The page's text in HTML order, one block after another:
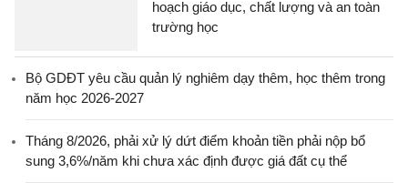
hoạch giáo dục, chất lượng và an toàn
trường học
Bộ GDĐT yêu cầu quản lý nghiêm dạy thêm, học thêm trong
năm học 2026-2027
Tháng 8/2026, phải xử lý dứt điểm khoản tiền phải nộp bổ
sung 3,6%/năm khi chưa xác định được giá đất cụ thể